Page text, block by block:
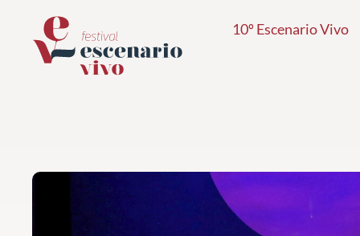
contenido
10º Escenario Vivo